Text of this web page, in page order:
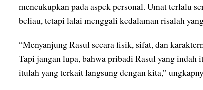
mencukupkan pada aspek personal. Umat terlalu
beliau, tetapi lalai menggali kedalaman risalah
“Menyanjung Rasul secara fisik, sifat, dan
Tapi jangan lupa, bahwa pribadi Rasul yang
itulah yang terkait langsung dengan kita,”